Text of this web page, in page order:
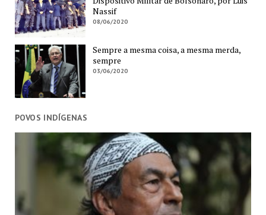
Nassif
08/06/2020
Sempre a mesma coisa, a mesma merda,
sempre
03/06/2020
POVOS INDÍGENAS